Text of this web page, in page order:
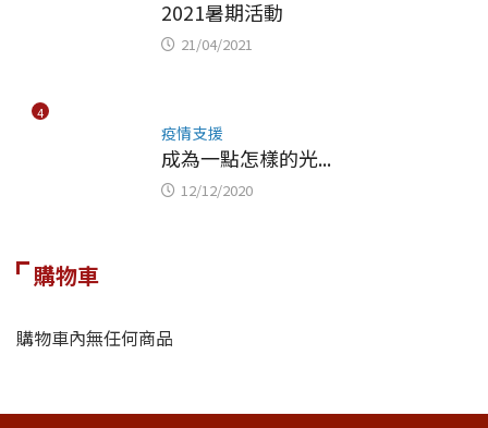
2021暑期活動
21/04/2021
4
疫情支援
成為一點怎樣的光...
12/12/2020
購物車
購物車內無任何商品